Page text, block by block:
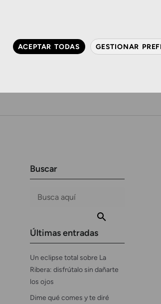
Buscar
Últimas entradas
Un eclipse total sobre La
Ribera: disfrútalo sin dañarte
los ojos
Dime qué comes y te diré
ACEPTAR TODAS GESTIONAR